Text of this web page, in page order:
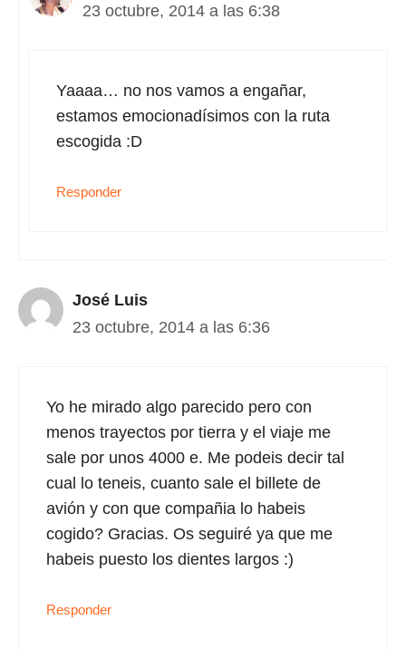
23 octubre, 2014 a las 6:38
Yaaaa… no nos vamos a engañar,
estamos emocionadísimos con la ruta
escogida :D
Responder
José Luis
23 octubre, 2014 a las 6:36
Yo he mirado algo parecido pero con
menos trayectos por tierra y el viaje me
sale por unos 4000 e. Me podeis decir tal
cual lo teneis, cuanto sale el billete de
avión y con que compañia lo habeis
cogido? Gracias. Os seguiré ya que me
habeis puesto los dientes largos :)
Responder